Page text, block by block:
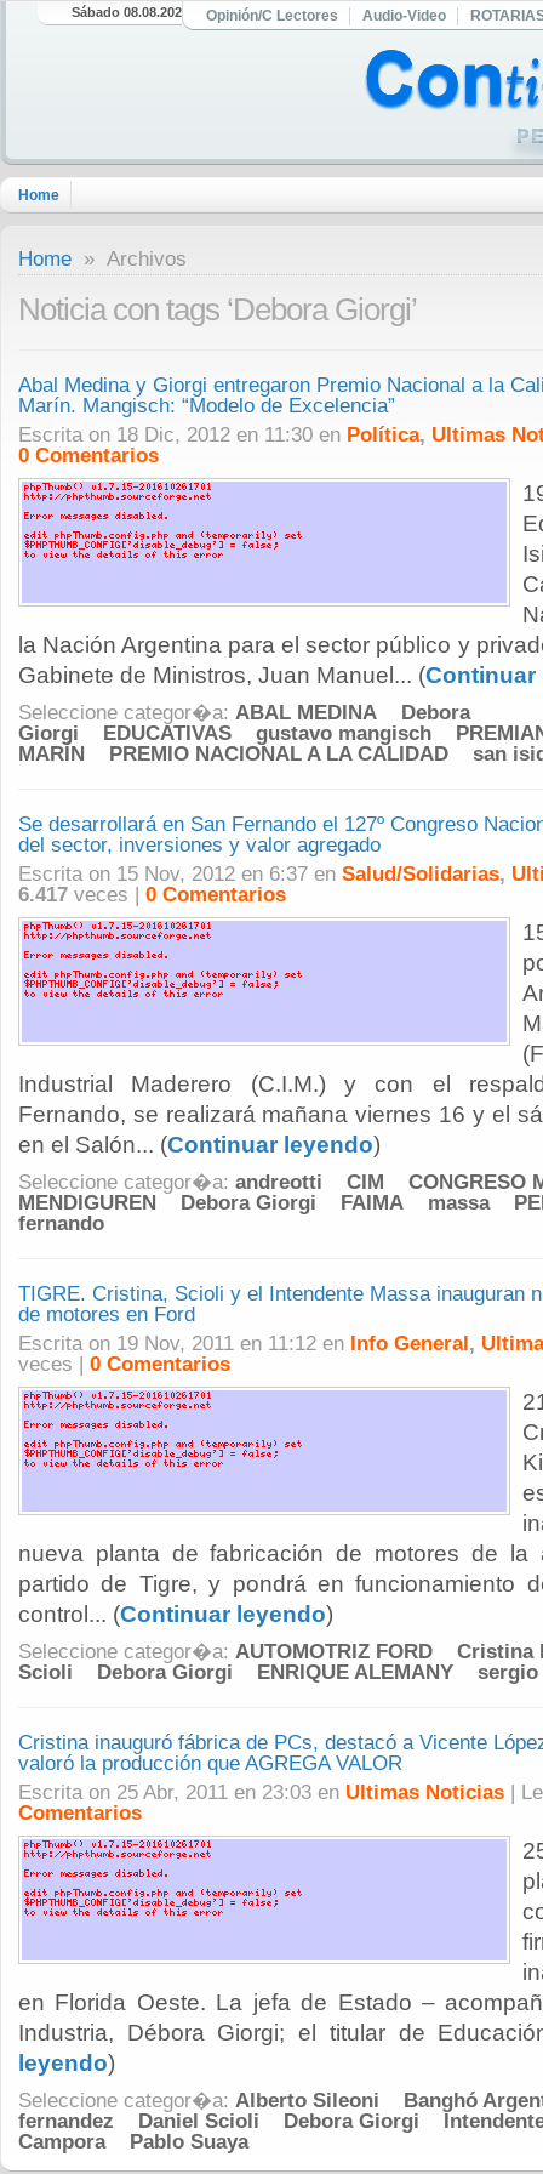
Sábado 08.08.2026 Opinión/C Lectores Audio-Video
Home
Home » Archivos
Noticia con tags ‘Debora Giorgi’
Abal Medina y Giorgi entregaron Premio Nacional a la
Marín. Mangisch: “Modelo de Excelencia”
Escrita on 18 Dic, 2012 en 11:30 en Política, Ultimas
0 Comentarios
la Nación Argentina para el sector público y
Gabinete de Ministros, Juan Manuel... (Continuar
Seleccione categor�a: ABAL MEDINA
Debora
Giorgi
EDUCATIVAS gustavo mangisch
MARÍN
PREMIO NACIONAL A LA CALIDAD san
Se desarrollará en San Fernando el 127º Congreso
del sector, inversiones y valor agregado
Escrita on 15 Nov, 2012 en 6:37 en Salud/Solidarias,
6.417 veces | 0 Comentarios
Industrial Maderero (C.I.M.) y con el
Fernando, se realizará mañana viernes 16 y el
en el Salón... (Continuar leyendo)
Seleccione categor�a: andreotti CIM
CONGRESO
MENDIGUREN
Debora Giorgi FAIMA massa
fernando
TIGRE. Cristina, Scioli y el Intendente Massa inauguran
de motores en Ford
Escrita on 19 Nov, 2011 en 11:12 en Info General,
veces | 0 Comentarios
nueva planta de fabricación de motores de la
partido de Tigre, y pondrá en funcionamiento
control... (Continuar leyendo)
Seleccione categor�a: AUTOMOTRIZ FORD
Cristina
Scioli
Debora Giorgi ENRIQUE ALEMANY sergio
Cristina inauguró fábrica de PCs, destacó a Vicente
valoró la producción que AGREGA VALOR
Escrita on 25 Abr, 2011 en 23:03 en Ultimas Noticias |
Comentarios
en Florida Oeste. La jefa de Estado –
Industria, Débora Giorgi; el titular de
leyendo)
Seleccione categor�a: Alberto Sileoni
Banghó
fernandez
Daniel Scioli Debora Giorgi
Campora
Pablo Suaya